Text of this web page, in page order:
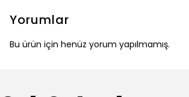
Yorumlar
Bu ürün için henüz yorum yapılmamış.